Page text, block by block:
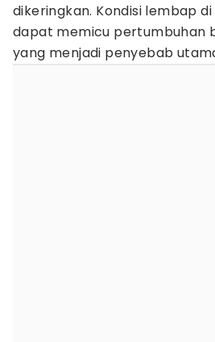
dikeringkan. Kondisi lembap
dapat memicu pertumbuhan
yang menjadi penyebab